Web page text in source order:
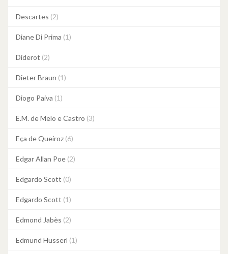
Descartes (2)
Diane Di Prima (1)
Diderot (2)
Dieter Braun (1)
Diogo Paiva (1)
E.M. de Melo e Castro (3)
Eça de Queiroz (6)
Edgar Allan Poe (2)
Edgardo Scott (0)
Edgardo Scott (1)
Edmond Jabès (2)
Edmund Husserl (1)